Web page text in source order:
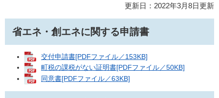
更新日：2022年3月8日更新
省エネ・創エネに関する申請書
交付申請書[PDFファイル／153KB]
町税の課税がない証明書[PDFファイル／50KB]
同意書[PDFファイル／63KB]